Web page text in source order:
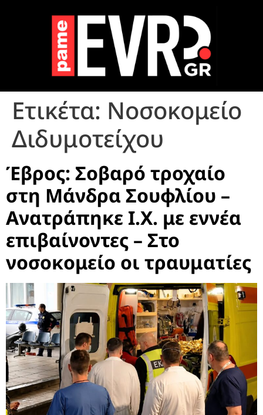
Ετικέτα: Νοσοκομείο
Διδυμοτείχου
Έβρος: Σοβαρό τροχαίο
στη Μάνδρα Σουφλίου –
Ανατράπηκε Ι.Χ. με εννέα
επιβαίνοντες – Στο
νοσοκομείο οι τραυματίες